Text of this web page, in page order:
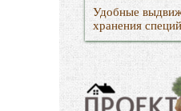
Удобные
хранения специй